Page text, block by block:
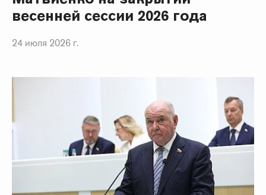
весенней сессии 2026 года
24 июля 2026 г.